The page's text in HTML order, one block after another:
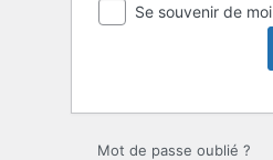
Se souvenir de moi
Mot de passe oublié ?